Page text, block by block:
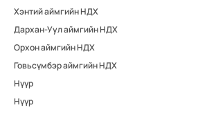
Хэнтий аймгийн НДХ
Дархан-Уул аймгийн НДХ
Орхон аймгийн НДХ
Говьсүмбэр аймгийн НДХ
Нүүр
Нүүр